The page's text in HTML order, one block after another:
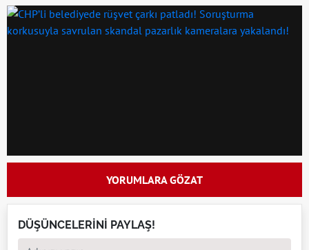
YORUMLARA GÖZAT
DÜŞÜNCELERİNİ PAYLAŞ!